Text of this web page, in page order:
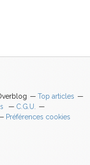
Top articles
C.G.U.
Préférences cookies